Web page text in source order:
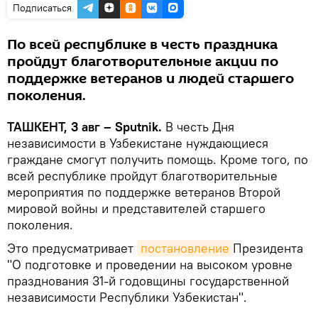
Подписаться
По всей республике в честь праздника
пройдут благотворительные акции по
поддержке ветеранов и людей старшего
поколения.
ТАШКЕНТ, 3 авг – Sputnik. В честь Дня
независимости в Узбекистане нуждающиеся
граждане смогут получить помощь. Кроме того, по
всей республике пройдут благотворительные
мероприятия по поддержке ветеранов Второй
мировой войны и представителей старшего
поколения.
Это предусматривает постановление Президента
"О подготовке и проведении на высоком уровне
празднования 31-й годовщины государственной
независимости Республики Узбекистан".